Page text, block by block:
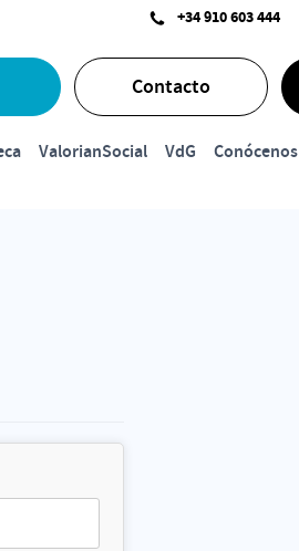
+34 910 603 444
Contacto
ValorianSocial VdG Conócenos